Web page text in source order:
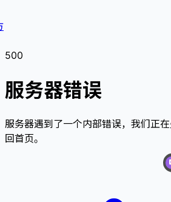
500
服务器错误
服务器遇到了一个内部错误，我们正
回首页。